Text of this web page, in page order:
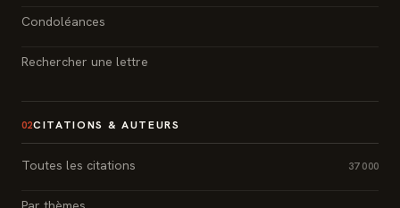
Condoléances
Rechercher une lettre
02CITATIONS & AUTEURS
Toutes les citations 37 000